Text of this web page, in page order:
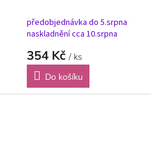
předobjednávka do 5.srpna
naskladnění cca 10.srpna
354 Kč / ks
Do košíku